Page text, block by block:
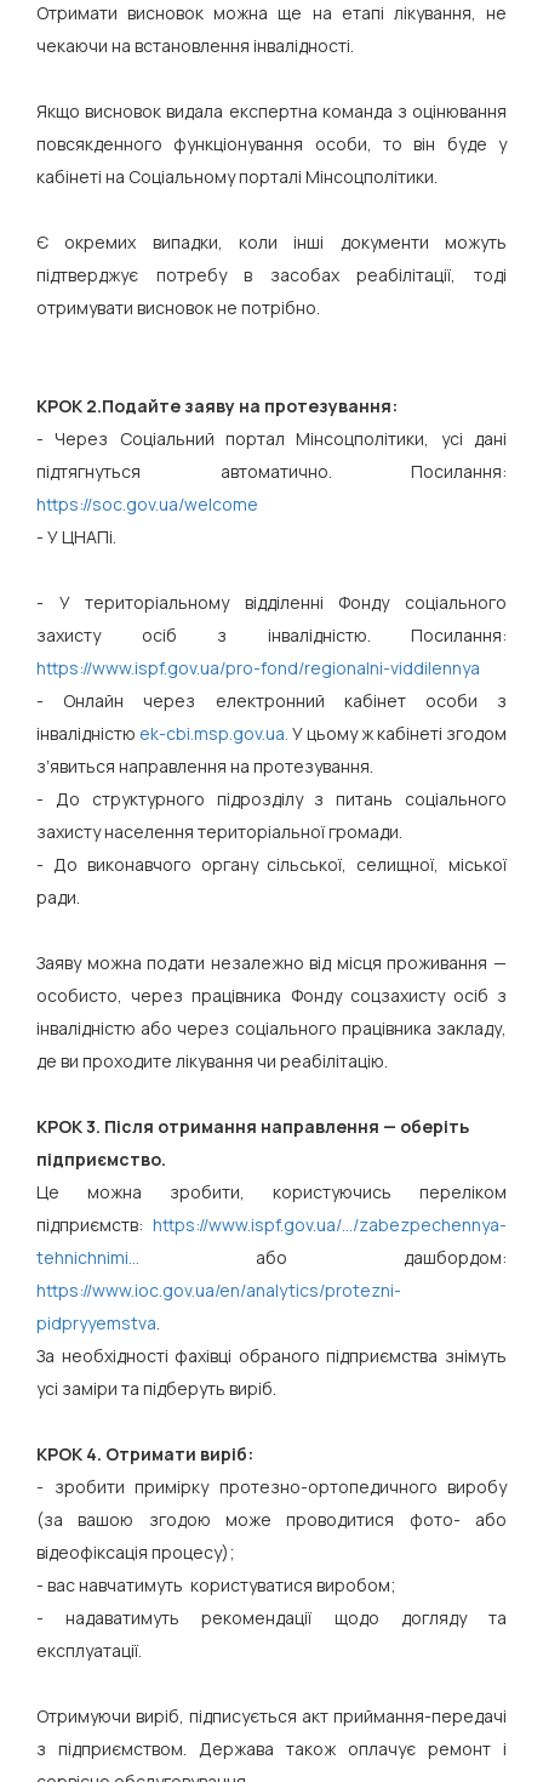
Отримати висновок можна ще на етапі лікування, не
чекаючи на встановлення інвалідності.
Якщо висновок видала експертна команда з оцінювання
повсякденного функціонування особи, то він буде у
кабінеті на Соціальному порталі Мінсоцполітики.
Є окремих випадки, коли інші документи можуть
підтверджує потребу в засобах реабілітації, тоді
отримувати висновок не потрібно.
КРОК 2.Подайте заяву на протезування:
- Через Соціальний портал Мінсоцполітики, усі дані
підтягнуться автоматично. Посилання:
https://soc.gov.ua/welcome
- У ЦНАПі.
- У територіальному відділенні Фонду соціального
захисту осіб з інвалідністю. Посилання:
https://www.ispf.gov.ua/pro-fond/regionalni-viddilennya
- Онлайн через електронний кабінет особи з
інвалідністю ek-cbi.msp.gov.ua. У цьому ж кабінеті згодом
зʼявиться направлення на протезування.
- До структурного підрозділу з питань соціального
захисту населення територіальної громади.
- До виконавчого органу сільської, селищної, міської
ради.
Заяву можна подати незалежно від місця проживання —
особисто, через працівника Фонду соцзахисту осіб з
інвалідністю або через соціального працівника закладу,
де ви проходите лікування чи реабілітацію.
КРОК 3. Після отримання направлення — оберіть
підприємство.
Це можна зробити, користуючись переліком
підприємств: https://www.ispf.gov.ua/.../zabezpechennya-
tehnichnimi... або дашбордом:
https://www.ioc.gov.ua/en/analytics/protezni-
pidpryyemstva.
За необхідності фахівці обраного підприємства знімуть
усі заміри та підберуть виріб.
КРОК 4. Отримати виріб:
- зробити примірку протезно-ортопедичного виробу
(за вашою згодою може проводитися фото- або
відеофіксація процесу);
- вас навчатимуть користуватися виробом;
- надаватимуть рекомендації щодо догляду та
експлуатації.
Отримуючи виріб, підписується акт приймання-передачі
з підприємством. Держава також оплачує ремонт і